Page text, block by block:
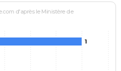
d'après le Ministère de
1